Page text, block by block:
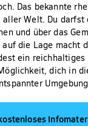
Das bekannte
Welt. Du darfst
und über das
die Lage macht
ein
dich in